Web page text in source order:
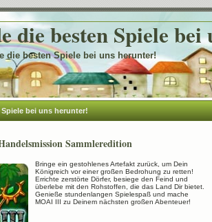
die besten Spiele
die besten Spiele bei uns herunter!
bei uns herunter!
Sammleredition
Bringe ein gestohlenes Artefakt zurück, um Dein
Königreich vor einer großen Bedrohung zu retten!
Errichte zerstörte Dörfer, besiege den Feind und
überlebe mit den Rohstoffen, die das Land Dir bietet.
Genieße stundenlangen Spielespaß und mache
MOAI III zu Deinem nächsten großen Abenteuer!